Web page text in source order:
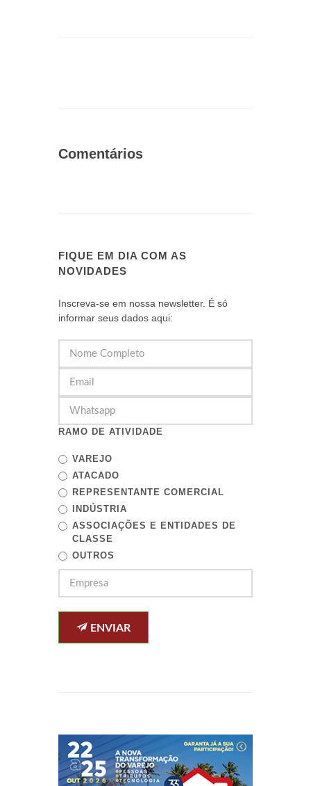
Comentários
FIQUE EM DIA COM AS
NOVIDADES
Inscreva-se em nossa newsletter. É só
informar seus dados aqui:
RAMO DE ATIVIDADE
VAREJO
ATACADO
REPRESENTANTE COMERCIAL
INDÚSTRIA
ASSOCIAÇÕES E ENTIDADES DE
CLASSE
OUTROS
ENVIAR